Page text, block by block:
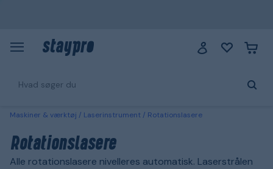
Maskiner & værktøj Laserinstrument Rotationslasere
Rotationslasere
Alle rotationslasere nivelleres automatisk. Laserstrålen